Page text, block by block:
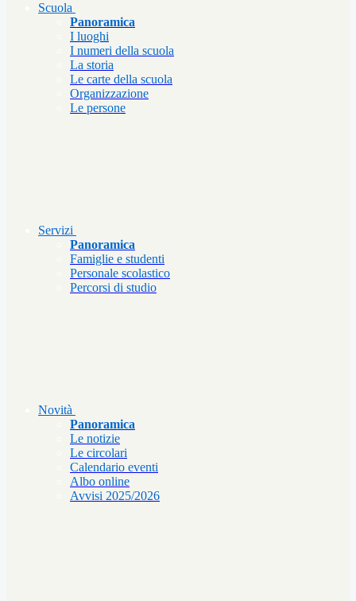
Scuola
Panoramica
I luoghi
I numeri della scuola
La storia
Le carte della scuola
Organizzazione
Le persone
Servizi
Panoramica
Famiglie e studenti
Personale scolastico
Percorsi di studio
Novità
Panoramica
Le notizie
Le circolari
Calendario eventi
Albo online
Avvisi 2025/2026